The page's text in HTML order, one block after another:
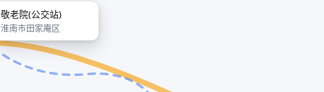
敬老院(公交站)
淮南市田家庵区